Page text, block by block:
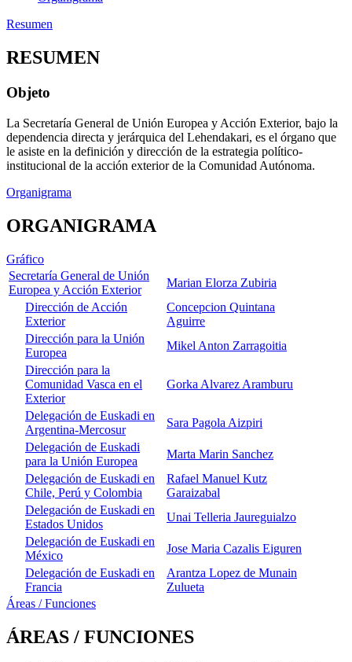
Resumen
RESUMEN
Objeto
La Secretaría General de Unión Europea y Acción Exterior, bajo la
dependencia directa y jerárquica del Lehendakari, es el órgano que
le asiste en la definición y dirección de la estrategia político-
institucional de la acción exterior de la Comunidad Autónoma.
Organigrama
ORGANIGRAMA
Gráfico
Secretaría General de Unión
Europea y Acción Exterior
Marian Elorza Zubiria
Dirección de Acción
Exterior
Concepcion Quintana
Aguirre
Dirección para la Unión
Europea
Mikel Anton Zarragoitia
Dirección para la
Comunidad Vasca en el
Exterior
Gorka Alvarez Aramburu
Delegación de Euskadi en
Argentina-Mercosur
Sara Pagola Aizpiri
Delegación de Euskadi
para la Unión Europea
Marta Marin Sanchez
Delegación de Euskadi en
Chile, Perú y Colombia
Rafael Manuel Kutz
Garaizabal
Delegación de Euskadi en
Estados Unidos
Unai Telleria Jaureguialzo
Delegación de Euskadi en
México
Jose Maria Cazalis Eiguren
Delegación de Euskadi en
Francia
Arantza Lopez de Munain
Zulueta
Áreas / Funciones
ÁREAS / FUNCIONES